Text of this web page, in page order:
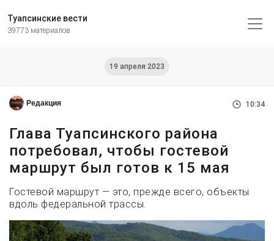
Туапсинские вести
39773 материалов
19 апреля 2023
Редакция 10:34
Глава Туапсинского района
потребовал, чтобы гостевой
маршрут был готов к 15 мая
Гостевой маршрут — это, прежде всего, объекты
вдоль федеральной трассы.